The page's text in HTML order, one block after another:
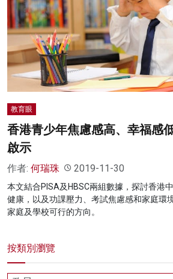
教育眼
香港青少年焦慮感高、幸福感
啟示
作者: 何瑞珠 2019-11-30
本文結合PISA及HBSC兩組數據，探討香港
健康，以及功課壓力、考試焦慮感和家庭環
家庭及學校可行的方向。
按類別瀏覽